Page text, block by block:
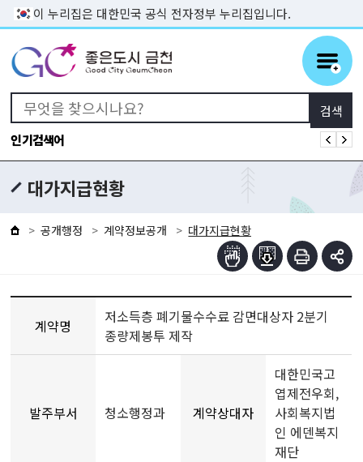
본문 바로가기
이 누리집은 대한민국 공식 전자정부 누리집입니다.
인기검색어
대가지급현황
공개행정 계약정보공개 대가지급현황
계약명
저소득층 폐기물수수료 감면대상자 2분기
종량제봉투 제작
발주부서 청소행정과 계약상대자
대한민국고
엽제전우회,
사회복지법
인 에덴복지
재단